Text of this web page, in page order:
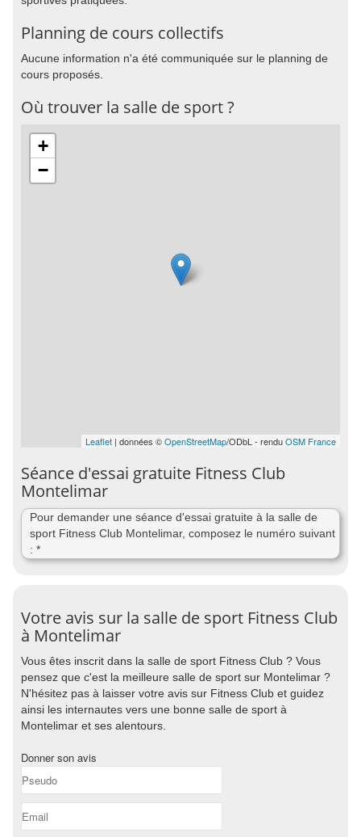
Planning de cours collectifs
Aucune information n'a été communiquée sur le planning de
cours proposés.
Où trouver la salle de sport ?
+
−
Leaflet | données ©OpenStreetMap/ODbL - renduOSM France
Séance d'essai gratuite Fitness Club
Montelimar
Pour demander une séance d'essai gratuite à la salle de
sport Fitness Club Montelimar, composez le numéro suivant
: *
Votre avis sur la salle de sport Fitness Club
à Montelimar
Vous êtes inscrit dans la salle de sport Fitness Club ? Vous
pensez que c'est la meilleure salle de sport sur Montelimar ?
N'hésitez pas à laisser votre avis sur Fitness Club et guidez
ainsi les internautes vers une bonne salle de sport à
Montelimar et ses alentours.
Donner son avis